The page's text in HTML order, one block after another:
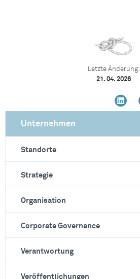
Letzte Änderung:
21. 04. 2026
Unternehmen
Standorte
Strategie
Organisation
Corporate Governance
Verantwortung
Veröffentlichungen